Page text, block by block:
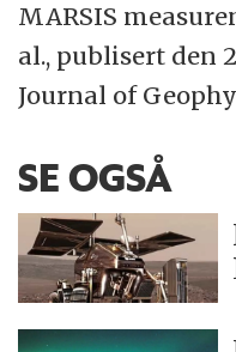
MARSIS
al., publisert den
Journal of
SE OGSÅ